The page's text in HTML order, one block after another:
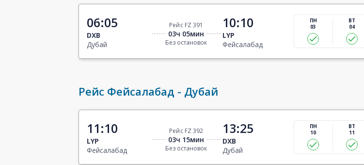
06:05
DXB
Дубай
Рейс FZ 391
03ч 05мин
Без остановок
10:10
LYP
Фейсалабад
ПН
03
ВТ
04
Рейс Фейсалабад - Дубай
11:10
LYP
Фейсалабад
Рейс FZ 392
03ч 15мин
Без остановок
13:25
DXB
Дубай
ПН
10
ВТ
11